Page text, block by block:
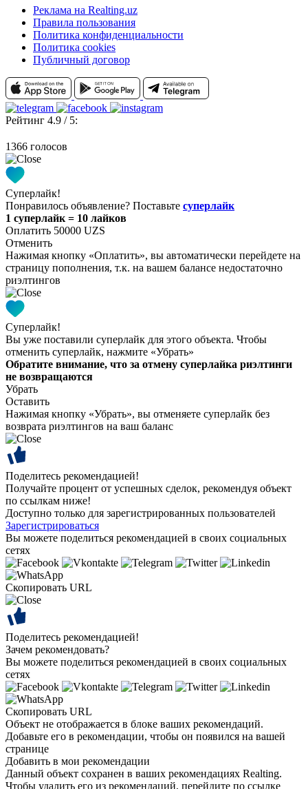
Реклама на Realting.uz
Правила пользования
Политика конфиденциальности
Политика cookies
Публичный договор
Рейтинг 4.9 / 5:
1366 голосов
Суперлайк!
Понравилось объявление? Поставьте суперлайк
1 суперлайк = 10 лайков
Оплатить 50000 UZS
Отменить
Нажимая кнопку «Оплатить», вы автоматически перейдете на
страницу пополнения, т.к. на вашем балансе недостаточно
риэлтингов
Суперлайк!
Вы уже поставили суперлайк для этого объекта. Чтобы
отменить суперлайк, нажмите «Убрать»
Обратите внимание, что за отмену суперлайка риэлтинги
не возвращаются
Убрать
Оставить
Нажимая кнопку «Убрать», вы отменяете суперлайк без
возврата риэлтингов на ваш баланс
Поделитесь рекомендацией!
Получайте процент от успешных сделок, рекомендуя объект
по ссылкам ниже!
Доступно только для зарегистрированных пользователей
Зарегистрироваться
Вы можете поделиться рекомендацией в своих социальных
сетях
Скопировать URL
Поделитесь рекомендацией!
Зачем рекомендовать?
Вы можете поделиться рекомендацией в своих социальных
сетях
Скопировать URL
Объект не отображается в блоке ваших рекомендаций.
Добавьте его в рекомендации, чтобы он появился на вашей
странице
Добавить в мои рекомендации
Данный объект сохранен в ваших рекомендациях Realting.
Чтобы удалить его из рекомендаций, перейдите по ссылке